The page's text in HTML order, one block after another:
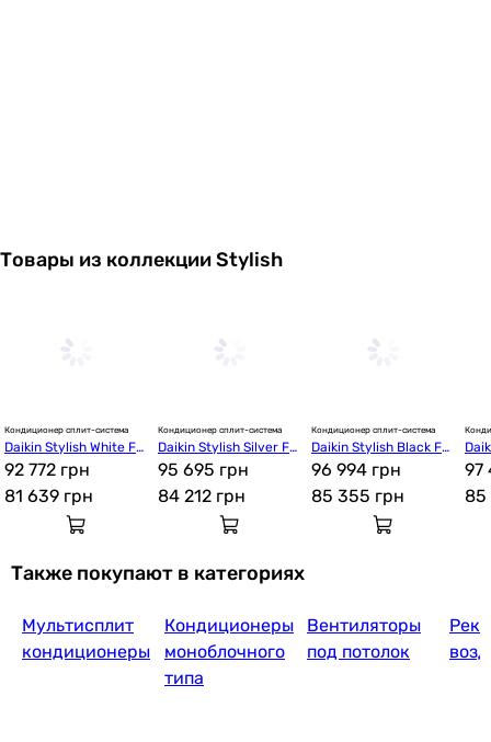
175 949 грн
Daikin Stylish Silver FTXA42CS/RXA42B
133 654грн Купить
Daikin Stylish White FTXA42CW/RXA42B
125 270грн Купить
Товары из коллекции Stylish
Кондиционер сплит-система
Daikin Stylish White FT
XA20CW/RXA20A
92 772 грн
81 639 грн
Кондиционер сплит-система
Daikin Stylish Silver FT
XA20CS/RXA20A
95 695 грн
84 212 грн
Кондиционер сплит-система
Daikin Stylish Black FT
XA20CB/RXA20A
96 994 грн
85 355 грн
97
Также покупают в категориях
Мультисплит
кондиционеры
Кондиционеры
моноблочного
типа
Вентиляторы
под потолок